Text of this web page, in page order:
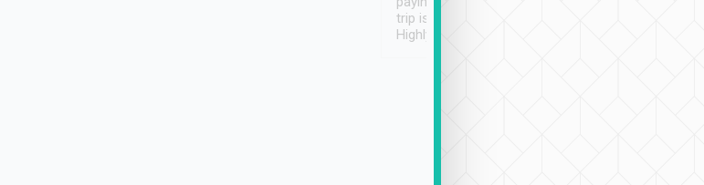
trip is very convenient.
Highly recommended